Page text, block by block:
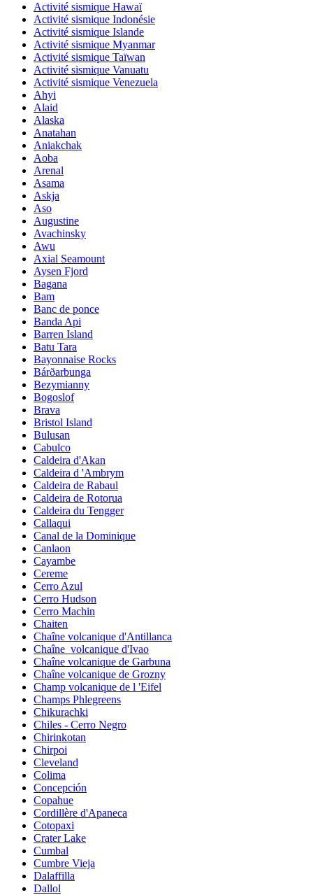
Activité sismique Hawaï
Activité sismique Indonésie
Activité sismique Islande
Activité sismique Myanmar
Activité sismique Taïwan
Activité sismique Vanuatu
Activité sismique Venezuela
Ahyi
Alaid
Alaska
Anatahan
Aniakchak
Aoba
Arenal
Asama
Askja
Aso
Augustine
Avachinsky
Awu
Axial Seamount
Aysen Fjord
Bagana
Bam
Banc de ponce
Banda Api
Barren Island
Batu Tara
Bayonnaise Rocks
Bárðarbunga
Bezymianny
Bogoslof
Brava
Bristol Island
Bulusan
Cabulco
Caldeira d'Akan
Caldeira d 'Ambrym
Caldeira de Rabaul
Caldeira de Rotorua
Caldeira du Tengger
Callaqui
Canal de la Dominique
Canlaon
Cayambe
Cereme
Cerro Azul
Cerro Hudson
Cerro Machin
Chaiten
Chaîne volcanique d'Antillanca
Chaîne_volcanique d'Ivao
Chaîne volcanique de Garbuna
Chaîne volcanique de Grozny
Champ volcanique de l 'Eifel
Champs Phlegreens
Chikurachki
Chiles - Cerro Negro
Chirinkotan
Chirpoi
Cleveland
Colima
Concepción
Copahue
Cordillère d'Apaneca
Cotopaxi
Crater Lake
Cumbal
Cumbre Vieja
Dalaffilla
Dallol